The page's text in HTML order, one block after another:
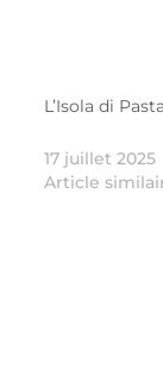
L’Isola di Pasta
17 juillet 2025
Article